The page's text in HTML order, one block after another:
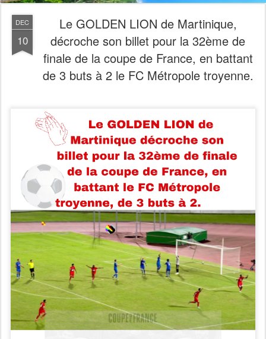
DEC
10
Le GOLDEN LION de Martinique,
décroche son billet pour la 32ème de
finale de la coupe de France, en battant
de 3 buts à 2 le FC Métropole troyenne.